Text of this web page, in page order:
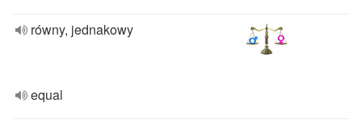
równy, jednakowy
equal